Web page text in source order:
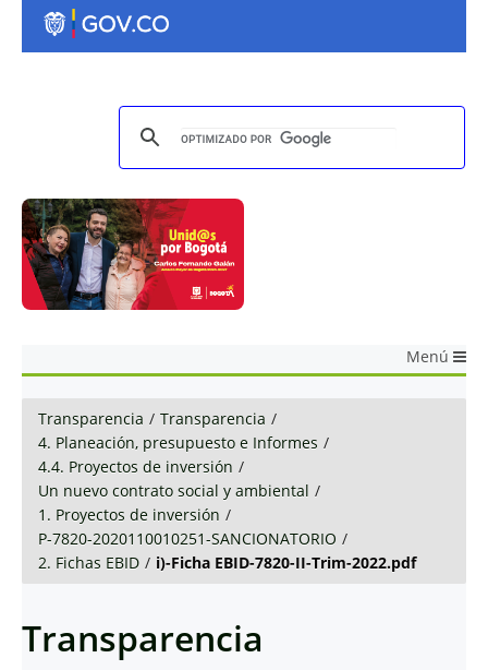
Menú
Transparencia / Transparencia /
4. Planeación, presupuesto e Informes /
4.4. Proyectos de inversión /
Un nuevo contrato social y ambiental /
1. Proyectos de inversión /
P-7820-2020110010251-SANCIONATORIO /
2. Fichas EBID / i)-Ficha EBID-7820-II-Trim-2022.pdf
Transparencia